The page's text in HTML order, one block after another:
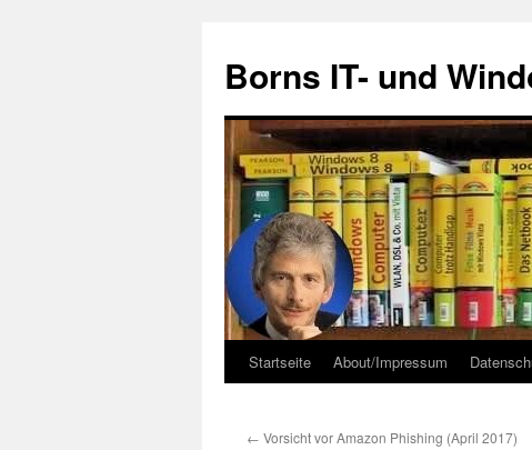
springen
Borns IT- und
Startseite About/Impressum
← Vorsicht vor Amazon Phishing (April 2017)